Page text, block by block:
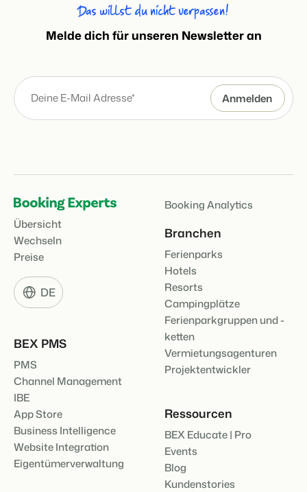
Das willst du nicht verpassen!
Melde dich für unseren Newsletter an
Übersicht
Wechseln
Preise
DE
BEX PMS
PMS
Channel Management
IBE
App Store
Business Intelligence
Website Integration
Eigentümerverwaltung
Booking Analytics
Branchen
Ferienparks
Hotels
Resorts
Campingplätze
Ferienparkgruppen und -
ketten
Vermietungsagenturen
Projektentwickler
Ressourcen
BEX Educate | Pro
Events
Blog
Kundenstories